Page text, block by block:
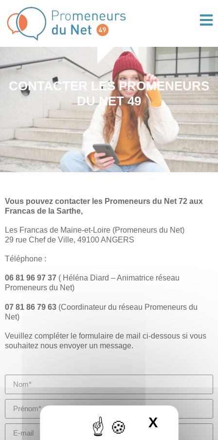
X
CONTACTER LES PROMENEURS
DU NET 49
Vous pouvez contacter les Promeneurs du Net 72 aux
Francas de la Sarthe,
Les Francas de Maine-et-Loire (Promeneurs du Net)
29 rue Chef de Ville, 49100 ANGERS
Téléphone :
06 81 96 97 37 ( Héléna Diard – Animatrice réseau
Promeneurs du Net)
07 81 86 79 63 (Coordinateur du réseau Promeneurs du
Net)
Veuillez compléter le formulaire de mail ci-dessous si vous
souhaitez nous envoyer un message.